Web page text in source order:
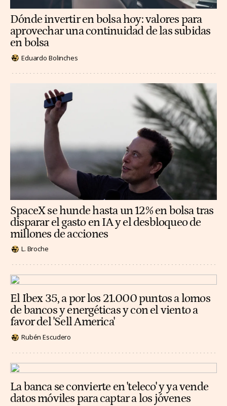
Dónde invertir en bolsa hoy: valores para
aprovechar una continuidad de las subidas
en bolsa
Eduardo Bolinches
SpaceX se hunde hasta un 12% en bolsa tras
disparar el gasto en IA y el desbloqueo de
millones de acciones
L. Broche
El Ibex 35, a por los 21.000 puntos a lomos
de bancos y energéticas y con el viento a
favor del 'Sell America'
Rubén Escudero
La banca se convierte en 'teleco' y ya vende
datos móviles para captar a los jóvenes